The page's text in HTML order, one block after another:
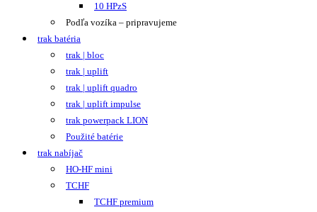
10 HPzS
Podľa vozíka – pripravujeme
trak batéria
trak | bloc
trak | uplift
trak | uplift quadro
trak | uplift impulse
trak powerpack LION
Použité batérie
trak nabíjač
HO-HF mini
TCHF
TCHF premium